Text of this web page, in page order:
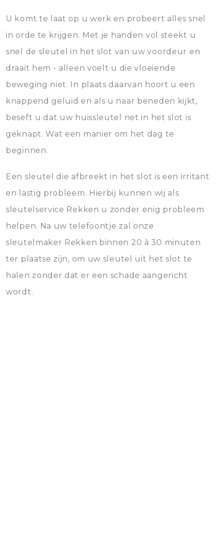
U komt te laat op u werk en probeert alles snel
in orde te krijgen. Met je handen vol steekt u
snel de sleutel in het slot van uw voordeur en
draait hem - alleen voelt u die vloeiende
beweging niet. In plaats daarvan hoort u een
knappend geluid en als u naar beneden kijkt,
beseft u dat uw huissleutel net in het slot is
geknapt. Wat een manier om het dag te
beginnen.
Een sleutel die afbreekt in het slot is een irritant
en lastig probleem. Hierbij kunnen wij als
sleutelservice Rekken u zonder enig probleem
helpen. Na uw telefoontje zal onze
sleutelmaker Rekken binnen 20 à 30 minuten
ter plaatse zijn, om uw sleutel uit het slot te
halen zonder dat er een schade aangericht
wordt.